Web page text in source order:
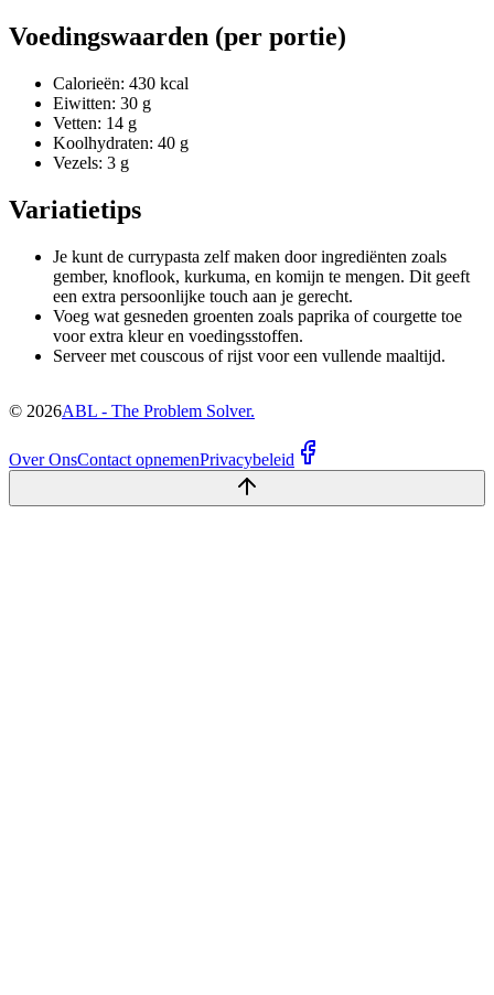
Voedingswaarden (per portie)
Calorieën: 430 kcal
Eiwitten: 30 g
Vetten: 14 g
Koolhydraten: 40 g
Vezels: 3 g
Variatietips
Je kunt de currypasta zelf maken door ingrediënten zoals
gember, knoflook, kurkuma, en komijn te mengen. Dit geeft
een extra persoonlijke touch aan je gerecht.
Voeg wat gesneden groenten zoals paprika of courgette toe
voor extra kleur en voedingsstoffen.
Serveer met couscous of rijst voor een vullende maaltijd.
© 2026ABL - The Problem Solver.
Over OnsContact opnemenPrivacybeleid